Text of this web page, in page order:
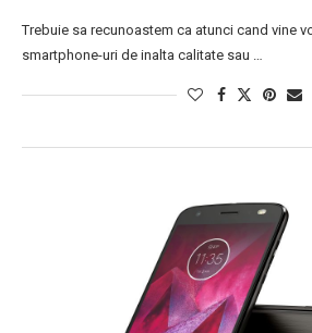
Trebuie sa recunoastem ca atunci cand vine
smartphone-uri de inalta calitate sau …